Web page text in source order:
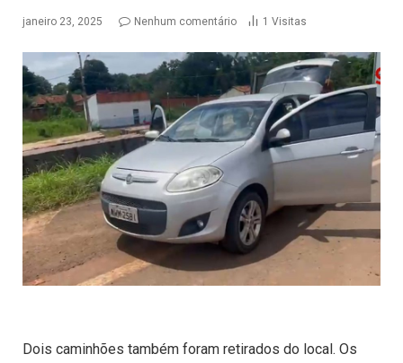
janeiro 23, 2025 Nenhum comentário 1 Visitas
Dois caminhões também foram retirados do local. Os